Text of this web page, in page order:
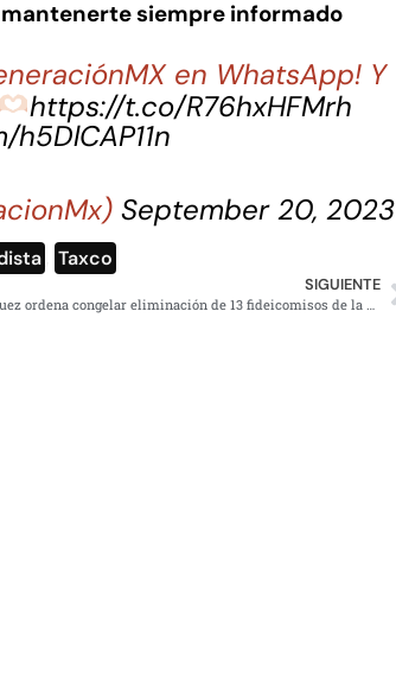
siempre informado
en WhatsApp! Y
https://t.co/R76hxHFMrh
September 20, 2023
Taxco
SIGUIENTE
Juez ordena congelar eliminación de 13 fideicomisos de la SCJN